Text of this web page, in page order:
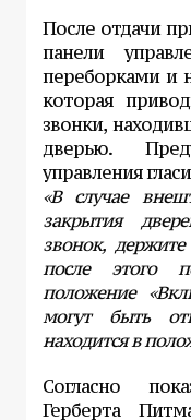
После отдачи
панели
переборками и
которая
звонки,
дверью.
управления
«В случае
закрытия
звонок,
после этого
положение
могут быть
находится в
Согласно
Герберта